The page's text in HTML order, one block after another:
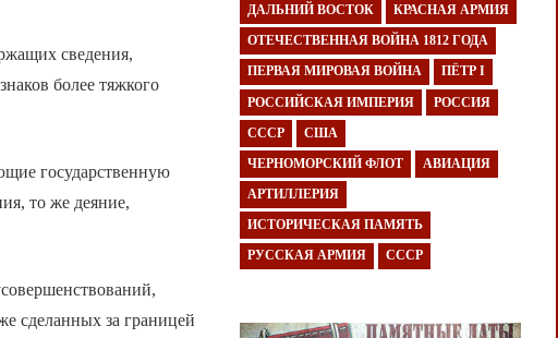
сведения,
более тяжкого
государственную
то же деяние,
сделанных за границей
ДАЛЬНИЙ ВОСТОК КРАСНАЯ АРМИЯ
ОТЕЧЕСТВЕННАЯ ВОЙНА 1812 ГОДА
ПЕРВАЯ МИРОВАЯ ВОЙНА ПЁТР I
РОССИЙСКАЯ ИМПЕРИЯ РОССИЯ
СССР США
ЧЕРНОМОРСКИЙ ФЛОТ АВИАЦИЯ
АРТИЛЛЕРИЯ
ИСТОРИЧЕСКАЯ ПАМЯТЬ
РУССКАЯ АРМИЯ СССР